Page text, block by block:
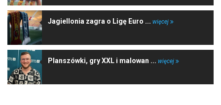
Jagiellonia zagra o Ligę Euro ... więcej
Planszówki, gry XXL i malowan ... więcej